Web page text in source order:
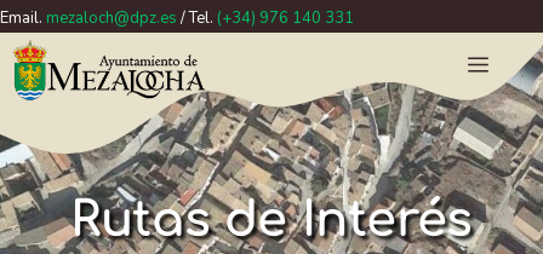
Email. mezaloch@dpz.es / Tel. (+34) 976 140 331
Rutas de Interés